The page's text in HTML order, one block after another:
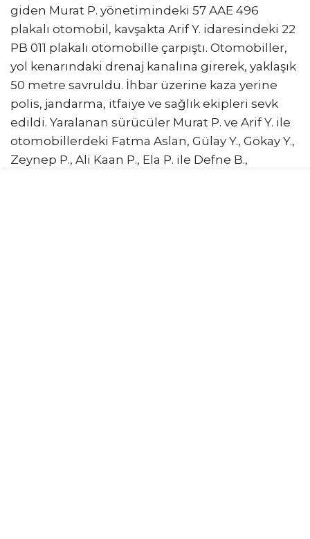
giden Murat P. yönetimindeki 57 AAE 496
plakalı otomobil, kavşakta Arif Y. idaresindeki 22
PB 011 plakalı otomobille çarpıştı. Otomobiller,
yol kenarındaki drenaj kanalına girerek, yaklaşık
50 metre savruldu. İhbar üzerine kaza yerine
polis, jandarma, itfaiye ve sağlık ekipleri sevk
edildi. Yaralanan sürücüler Murat P. ve Arif Y. ile
otomobillerdeki Fatma Aslan, Gülay Y., Gökay Y.,
Zeynep P., Ali Kaan P., Ela P. ile Defne B.,